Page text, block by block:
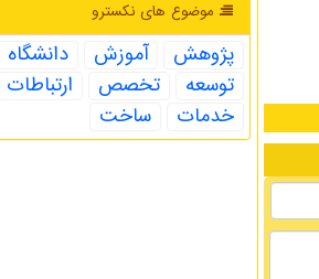
موضوع های نكسترو
پژوهش آموزش
دانشگاه
توسعه
تخصص
ارتباطات
خدمات
ساخت